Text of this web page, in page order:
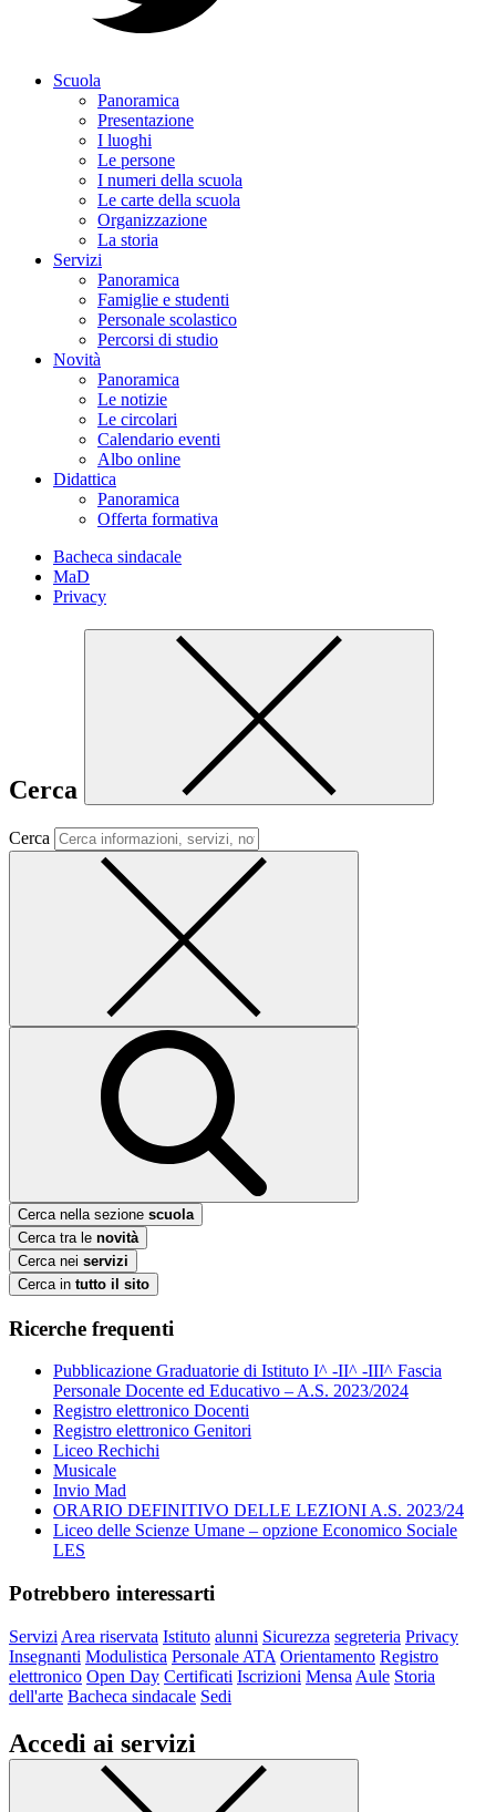
Scuola
Panoramica
Presentazione
I luoghi
Le persone
I numeri della scuola
Le carte della scuola
Organizzazione
La storia
Servizi
Panoramica
Famiglie e studenti
Personale scolastico
Percorsi di studio
Novità
Panoramica
Le notizie
Le circolari
Calendario eventi
Albo online
Didattica
Panoramica
Offerta formativa
Bacheca sindacale
MaD
Privacy
Cerca
Cerca
Cerca nella sezione scuola
Cerca tra le novità
Cerca nei servizi
Cerca in tutto il sito
Ricerche frequenti
Pubblicazione Graduatorie di Istituto I^ -II^ -III^ Fascia
Personale Docente ed Educativo – A.S. 2023/2024
Registro elettronico Docenti
Registro elettronico Genitori
Liceo Rechichi
Musicale
Invio Mad
ORARIO DEFINITIVO DELLE LEZIONI A.S. 2023/24
Liceo delle Scienze Umane – opzione Economico Sociale
LES
Potrebbero interessarti
Servizi Area riservata Istituto alunni Sicurezza segreteria Privacy
Insegnanti Modulistica Personale ATA Orientamento Registro
elettronico Open Day Certificati Iscrizioni Mensa Aule Storia
dell'arte Bacheca sindacale Sedi
Accedi ai servizi